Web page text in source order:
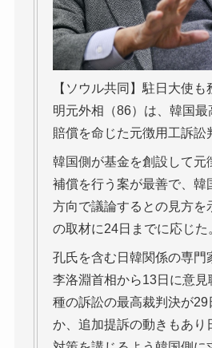
【ソウル共同】駐日大使
明元外相（86）は、韓国最
賠償を命じた元徴用工訴訟
韓国側が基金を創設して元
補償を行う案が最善で、韓
方向で議論するとの見方を
の取材に24日までに応じた
孔氏を含む日韓関係の専門
李洛淵首相から13日に意見
種の訴訟の最高裁判決が29
か、追加提訴の動きもあり